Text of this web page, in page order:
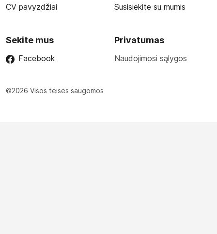
CV pavyzdžiai Susisiekite su mumis
Sekite mus
Facebook
Privatumas
Naudojimosi sąlygos
©2026 Visos teisės saugomos